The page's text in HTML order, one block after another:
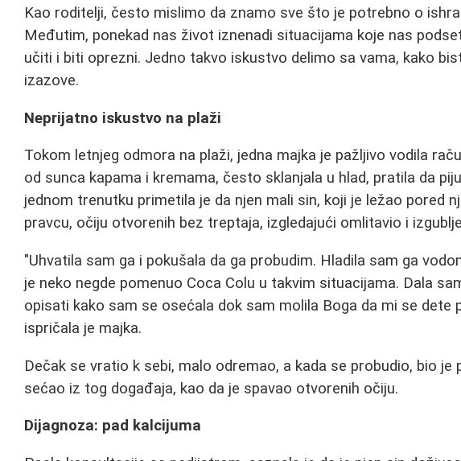
Kao roditelji, često mislimo da znamo sve što je potrebno o
Međutim, ponekad nas život iznenadi situacijama koje nas
učiti i biti oprezni. Jedno takvo iskustvo delimo sa vama, kako
izazove.
Neprijatno iskustvo na plaži
Tokom letnjeg odmora na plaži, jedna majka je pažljivo vodila
od sunca kapama i kremama, često sklanjala u hlad, pratila da
jednom trenutku primetila je da njen mali sin, koji je ležao pored
pravcu, očiju otvorenih bez treptaja, izgledajući omlitavio i
"Uhvatila sam ga i pokušala da ga probudim. Hladila sam ga
je neko negde pomenuo Coca Colu u takvim situacijama. Dala
opisati kako sam se osećala dok sam molila Boga da mi se dete
ispričala je majka.
Dečak se vratio k sebi, malo odremao, a kada se probudio, bio je
sećao iz tog događaja, kao da je spavao otvorenih očiju.
Dijagnoza: pad kalcijuma